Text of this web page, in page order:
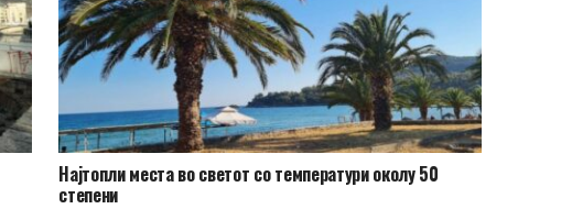
Најтопли места во светот со температури околу 50
степени